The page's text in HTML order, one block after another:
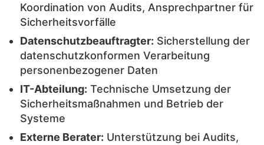
Koordination von Audits, Ansprechpartner für
Sicherheitsvorfälle
Datenschutzbeauftragter: Sicherstellung der
datenschutzkonformen Verarbeitung
personenbezogener Daten
IT-Abteilung: Technische Umsetzung der
Sicherheitsmaßnahmen und Betrieb der
Systeme
Externe Berater: Unterstützung bei Audits,